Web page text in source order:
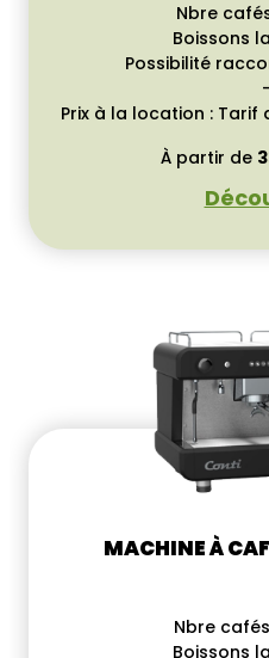
Nbre
Boissons
Possibilité
Prix à la location :
À partir de
MACHINE À
Nbre
Boissons